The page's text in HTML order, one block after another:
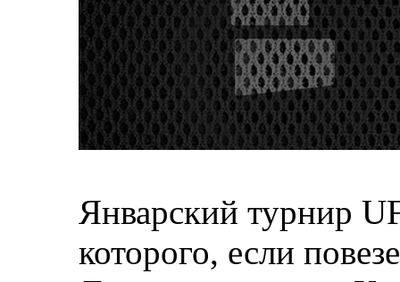
Январский турнир
которого, если